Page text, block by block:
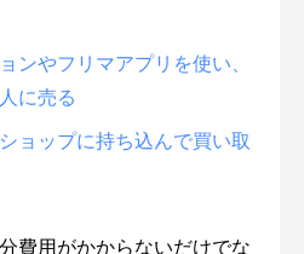
ンやフリマアプリを使い、
に売る
ョップに持ち込んで買い取
費用がかからないだけでな